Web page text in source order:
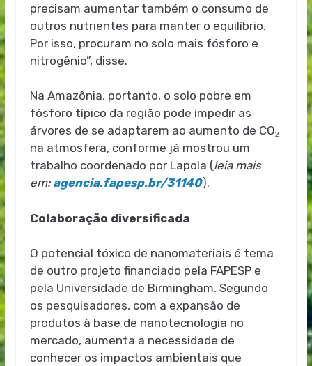
precisam aumentar também o consumo de
outros nutrientes para manter o equilíbrio.
Por isso, procuram no solo mais fósforo e
nitrogênio”, disse.
Na Amazônia, portanto, o solo pobre em
fósforo típico da região pode impedir as
árvores de se adaptarem ao aumento de CO2
na atmosfera, conforme já mostrou um
trabalho coordenado por Lapola (leia mais
em: agencia.fapesp.br/31140).
Colaboração diversificada
O potencial tóxico de nanomateriais é tema
de outro projeto financiado pela FAPESP e
pela Universidade de Birmingham. Segundo
os pesquisadores, com a expansão de
produtos à base de nanotecnologia no
mercado, aumenta a necessidade de
conhecer os impactos ambientais que